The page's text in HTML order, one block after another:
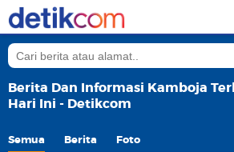
Berita Dan Informasi Kamboja
Hari Ini - Detikcom
Semua Berita Foto